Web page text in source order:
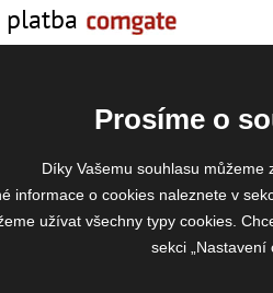
platba
Prosíme o
Díky Vašemu souhlasu můžeme
informace o cookies naleznete v
užívat všechny typy cookies.
sekci